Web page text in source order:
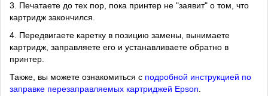
3. Печатаете до тех пор, пока принтер не "заявит" о том, что
картридж закончился.
4. Передвигаете каретку в позицию замены, вынимаете
картридж, заправляете его и устанавливаете обратно в
принтер.
Также, вы можете ознакомиться с подробной инструкцией по
заправке перезаправляемых картриджей Epson.